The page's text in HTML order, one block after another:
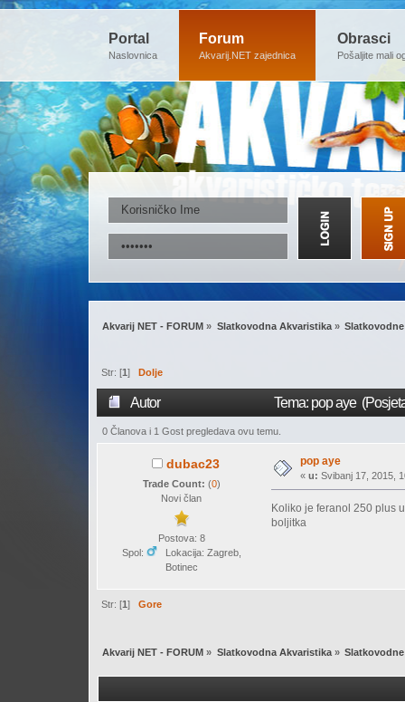
Portal
Naslovnica
Forum
Akvarij.NET zajednica
Obrasci
Pošaljite mali
Akvarij NET - FORUM » Slatkovodna Akvaristika»
Str: [1] Dolje
Autor Tema: pop aye
0 Članova i 1 Gost pregledava ovu temu.
dubac23
Trade Count: (0)
Novi član
Postova: 8
Spol:
Lokacija: Zagreb,
Botinec
pop aye
« u: Svibanj 17, 2015,
Koliko je feranol 250 plus
boljitka
Str: [1]Gore
Akvarij NET - FORUM » Slatkovodna Akvaristika»